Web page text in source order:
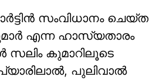
സംവിധാനം ചെയ്ത
കുമാര്‍ എന്ന ഹാസ്യതാരം
സലിം കുമാറിലൂടെ
പുലിവാല്‍